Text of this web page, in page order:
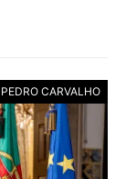
PEDRO CARVALHO